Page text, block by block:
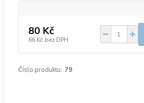
80 Kč
66 Kč bez DPH
Číslo produktu: 79